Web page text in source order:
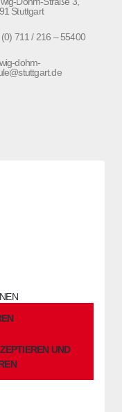
Stuttgart
711 / 216 – 55400
dohm-
UND